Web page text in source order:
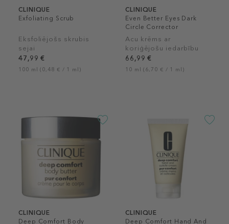
CLINIQUE
Exfoliating Scrub
Eksfoliējošs skrubis
sejai
47,99 €
100 ml (0,48 € / 1 ml)
CLINIQUE
Even Better Eyes Dark
Circle Corrector
Acu krēms ar
koriģējošu iedarbību
66,99 €
10 ml (6,70 € / 1 ml)
CLINIQUE
Deep Comfort Body
CLINIQUE
Deep Comfort Hand And